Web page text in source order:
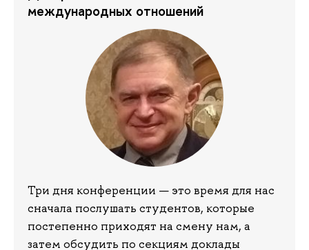
международных отношений
Три дня конференции — это время для нас
сначала послушать студентов, которые
постепенно приходят на смену нам, а
затем обсудить по секциям доклады